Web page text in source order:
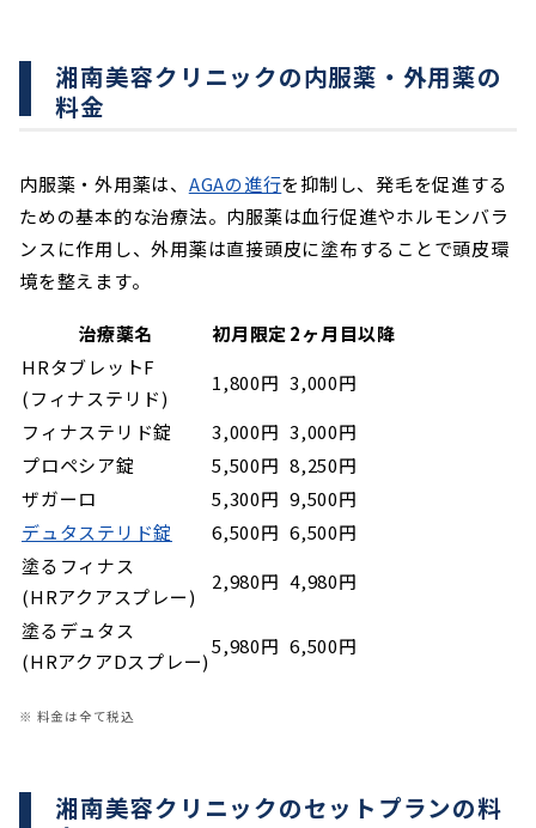
湘南美容クリニックの内服薬・外用薬の
料金
内服薬・外用薬は、 AGAの進行を抑制し、発毛を促進する
ための基本的な治療法。内服薬は血行促進やホルモンバラ
ンスに作用し、外用薬は直接頭皮に塗布することで頭皮環
境を整えます。
治療薬名 初月限定 2ヶ月目以降
HRタブレットF
(フィナステリド)
1,800円 3,000円
フィナステリド錠
3,000円 3,000円
プロペシア錠
5,500円 8,250円
ザガーロ
5,300円 9,500円
デュタステリド錠
6,500円 6,500円
塗るフィナス
(HRアクアスプレー)
2,980円 4,980円
塗るデュタス
(HRアクアDスプレー)
5,980円 6,500円
※ 料金は全て税込
湘南美容クリニックのセットプランの料